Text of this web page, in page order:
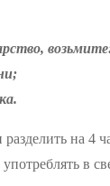
на 4
в